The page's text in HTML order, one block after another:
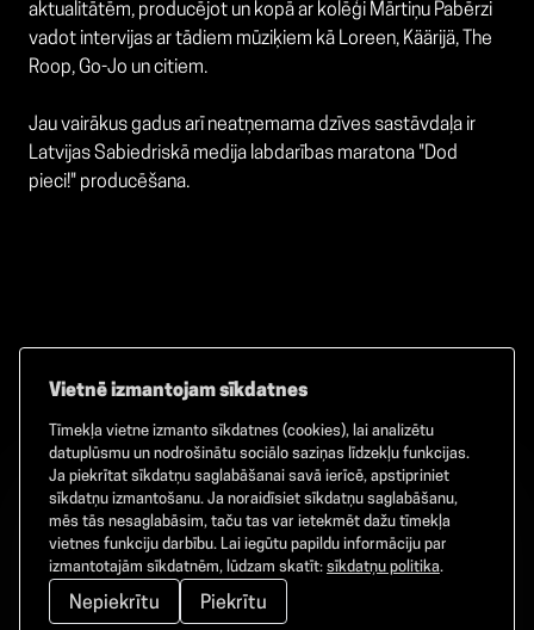
aktualitātēm, producējot un kopā ar kolēģi Mārtiņu Pabērzi
vadot intervijas ar tādiem mūziķiem kā Loreen, Käärijä, The
Roop, Go-Jo un citiem.
Jau vairākus gadus arī neatņemama dzīves sastāvdaļa ir
Latvijas Sabiedriskā medija labdarības maratona "Dod
pieci!" producēšana.
Facebook TikTok Instagram
©2026GAMMA. Visas tiesības aizsargātas.
Vietnē izmantojam sīkdatnes
Tīmekļa vietne izmanto sīkdatnes (cookies), lai analizētu
datuplūsmu un nodrošinātu sociālo saziņas līdzekļu funkcijas.
Ja piekrītat sīkdatņu saglabāšanai savā ierīcē, apstipriniet
sīkdatņu izmantošanu. Ja noraidīsiet sīkdatņu saglabāšanu,
mēs tās nesaglabāsim, taču tas var ietekmēt dažu tīmekļa
vietnes funkciju darbību. Lai iegūtu papildu informāciju par
izmantotajām sīkdatnēm, lūdzam skatīt: sīkdatņu politika.
Nepiekrītu Piekrītu